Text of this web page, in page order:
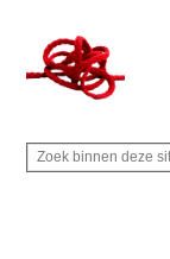
naar
de
inhoud
secondary
naar
de
sidebar
naar
de
Rechts
Z
Z